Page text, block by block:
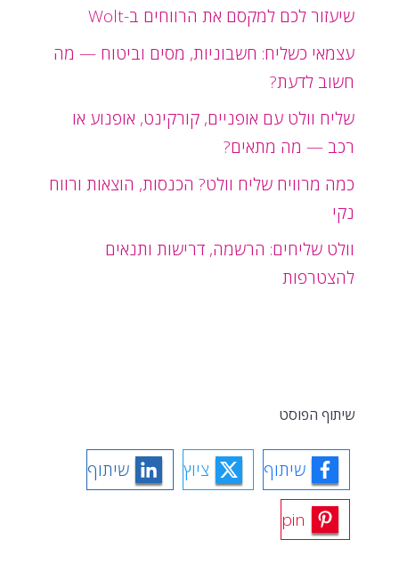
שיעזור לכם למקסם את הרווחים ב-Wolt
עצמאי כשליח: חשבוניות, מסים וביטוח — מה
חשוב לדעת?
שליח וולט עם אופניים, קורקינט, אופנוע או
רכב — מה מתאים?
כמה מרוויח שליח וולט? הכנסות, הוצאות ורווח
נקי
וולט שליחים: הרשמה, דרישות ותנאים
להצטרפות
שיתוף הפוסט
שיתוף ציוץ שיתוף
pin